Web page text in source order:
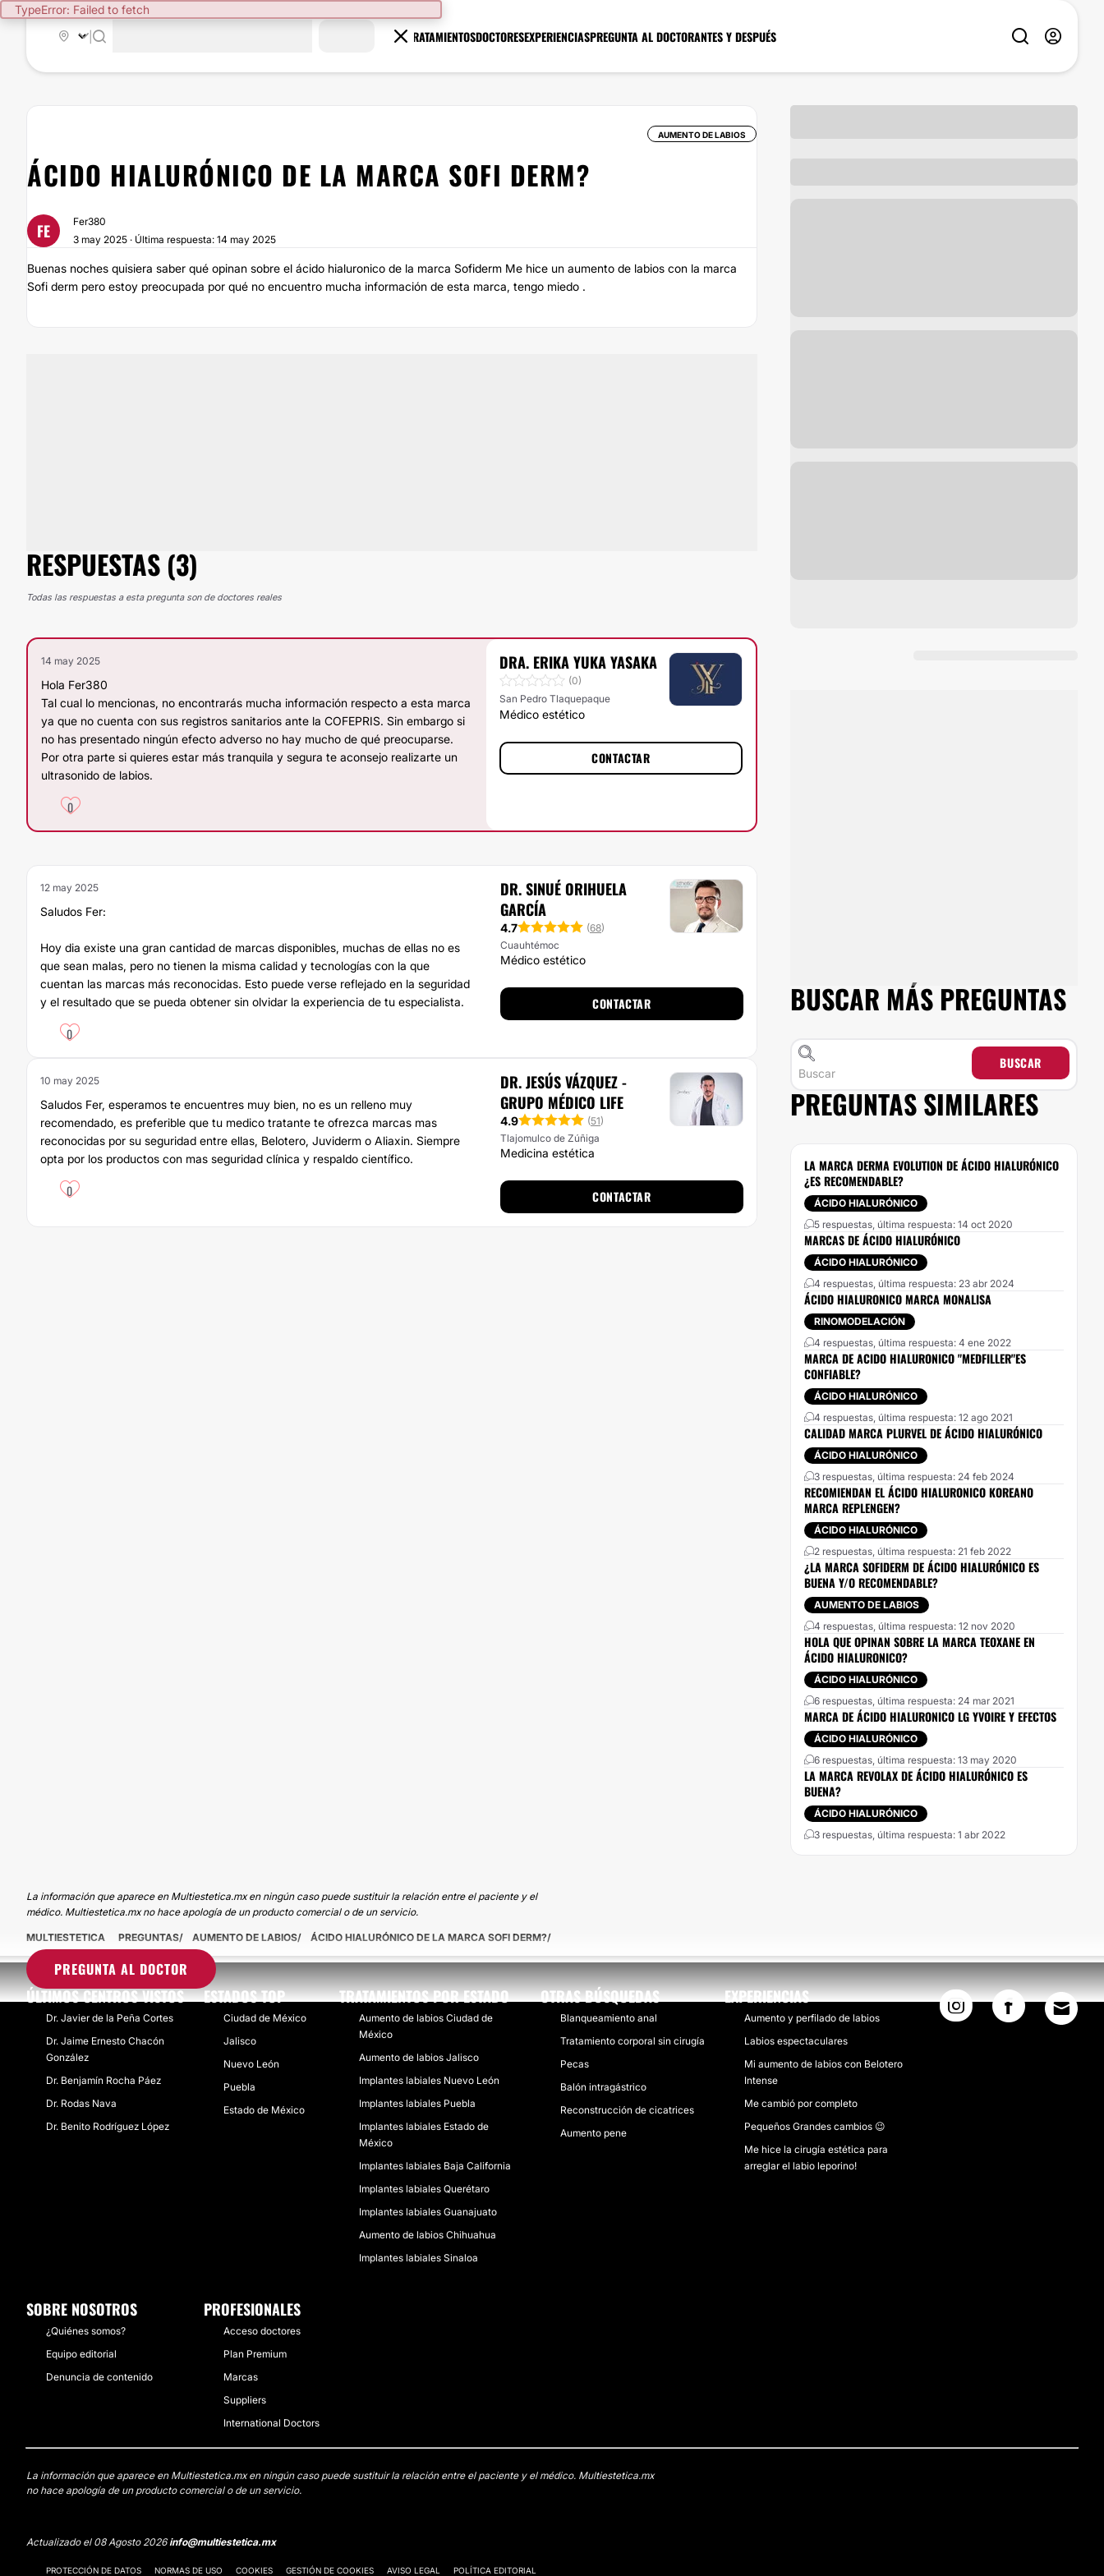
TypeError: Failed to fetch
TRATAMIENTOSDOCTORESEXPERIENCIASPREGUNTA AL DOCTORANTES Y DESPUÉS
AUMENTO DE LABIOS
ÁCIDO HIALURÓNICO DE LA MARCA SOFI DERM?
FE
Fer380
3 may 2025 · Última respuesta: 14 may 2025
Buenas noches quisiera saber qué opinan sobre el ácido hialuronico de la marca Sofiderm Me hice un aumento de labios con la marca
Sofi derm pero estoy preocupada por qué no encuentro mucha información de esta marca, tengo miedo .
RESPUESTAS (3)
Todas las respuestas a esta pregunta son de doctores reales
14 may 2025
Hola Fer380
Tal cual lo mencionas, no encontrarás mucha información respecto a esta marca
ya que no cuenta con sus registros sanitarios ante la COFEPRIS. Sin embargo si
no has presentado ningún efecto adverso no hay mucho de qué preocuparse.
Por otra parte si quieres estar más tranquila y segura te aconsejo realizarte un
ultrasonido de labios.
0
DRA. ERIKA YUKA YASAKA
(0)
San Pedro Tlaquepaque
Médico estético
CONTACTAR
12 may 2025
Saludos Fer:
Hoy dia existe una gran cantidad de marcas disponibles, muchas de ellas no es
que sean malas, pero no tienen la misma calidad y tecnologías con la que
cuentan las marcas más reconocidas. Esto puede verse reflejado en la seguridad
y el resultado que se pueda obtener sin olvidar la experiencia de tu especialista.
0
DR. SINUÉ ORIHUELA
GARCÍA
4.7 (68)
Cuauhtémoc
Médico estético
CONTACTAR
10 may 2025
Saludos Fer, esperamos te encuentres muy bien, no es un relleno muy
recomendado, es preferible que tu medico tratante te ofrezca marcas mas
reconocidas por su seguridad entre ellas, Belotero, Juviderm o Aliaxin. Siempre
opta por los productos con mas seguridad clínica y respaldo científico.
0
DR. JESÚS VÁZQUEZ -
GRUPO MÉDICO LIFE
4.9 (51)
Tlajomulco de Zúñiga
Medicina estética
CONTACTAR
BUSCAR MÁS PREGUNTAS
BUSCAR
PREGUNTAS SIMILARES
LA MARCA DERMA EVOLUTION DE ÁCIDO HIALURÓNICO
¿ES RECOMENDABLE?
ÁCIDO HIALURÓNICO
5 respuestas, última respuesta: 14 oct 2020
MARCAS DE ÁCIDO HIALURÓNICO
ÁCIDO HIALURÓNICO
4 respuestas, última respuesta: 23 abr 2024
ÁCIDO HIALURONICO MARCA MONALISA
RINOMODELACIÓN
4 respuestas, última respuesta: 4 ene 2022
MARCA DE ACIDO HIALURONICO "MEDFILLER"ES
CONFIABLE?
ÁCIDO HIALURÓNICO
4 respuestas, última respuesta: 12 ago 2021
CALIDAD MARCA PLURVEL DE ÁCIDO HIALURÓNICO
ÁCIDO HIALURÓNICO
3 respuestas, última respuesta: 24 feb 2024
RECOMIENDAN EL ÁCIDO HIALURONICO KOREANO
MARCA REPLENGEN?
ÁCIDO HIALURÓNICO
2 respuestas, última respuesta: 21 feb 2022
¿LA MARCA SOFIDERM DE ÁCIDO HIALURÓNICO ES
BUENA Y/O RECOMENDABLE?
AUMENTO DE LABIOS
4 respuestas, última respuesta: 12 nov 2020
HOLA QUE OPINAN SOBRE LA MARCA TEOXANE EN
ÁCIDO HIALURONICO?
ÁCIDO HIALURÓNICO
6 respuestas, última respuesta: 24 mar 2021
MARCA DE ÁCIDO HIALURONICO LG YVOIRE Y EFECTOS
ÁCIDO HIALURÓNICO
6 respuestas, última respuesta: 13 may 2020
LA MARCA REVOLAX DE ÁCIDO HIALURÓNICO ES
BUENA?
ÁCIDO HIALURÓNICO
3 respuestas, última respuesta: 1 abr 2022
La información que aparece en Multiestetica.mx en ningún caso puede sustituir la relación entre el paciente y el
médico. Multiestetica.mx no hace apología de un producto comercial o de un servicio.
PREGUNTA AL DOCTOR
MULTIESTETICA PREGUNTAS AUMENTO DE LABIOS ÁCIDO HIALURÓNICO DE LA MARCA SOFI DERM?
ÚLTIMOS CENTROS VISTOS
Dr. Javier de la Peña Cortes
Dr. Jaime Ernesto Chacón
González
Dr. Benjamín Rocha Páez
Dr. Rodas Nava
Dr. Benito Rodríguez López
ESTADOS TOP
Ciudad de México
Jalisco
Nuevo León
Puebla
Estado de México
TRATAMIENTOS POR ESTADO
Aumento de labios Ciudad de
México
Aumento de labios Jalisco
Implantes labiales Nuevo León
Implantes labiales Puebla
Implantes labiales Estado de
México
Implantes labiales Baja California
Implantes labiales Querétaro
Implantes labiales Guanajuato
Aumento de labios Chihuahua
Implantes labiales Sinaloa
OTRAS BÚSQUEDAS
Blanqueamiento anal
Tratamiento corporal sin cirugía
Pecas
Balón intragástrico
Reconstrucción de cicatrices
Aumento pene
EXPERIENCIAS
Aumento y perfilado de labios
Labios espectaculares
Mi aumento de labios con Belotero
Intense
Me cambió por completo
Pequeños Grandes cambios 😉
Me hice la cirugía estética para
arreglar el labio leporino!
SOBRE NOSOTROS
¿Quiénes somos?
Equipo editorial
Denuncia de contenido
PROFESIONALES
Acceso doctores
Plan Premium
Marcas
Suppliers
International Doctors
La información que aparece en Multiestetica.mx en ningún caso puede sustituir la relación entre el paciente y el médico. Multiestetica.mx
no hace apología de un producto comercial o de un servicio.
Actualizado el 08 Agosto 2026info@multiestetica.mx
PROTECCIÓN DE DATOS NORMAS DE USO COOKIES GESTIÓN DE COOKIES AVISO LEGAL POLÍTICA EDITORIAL